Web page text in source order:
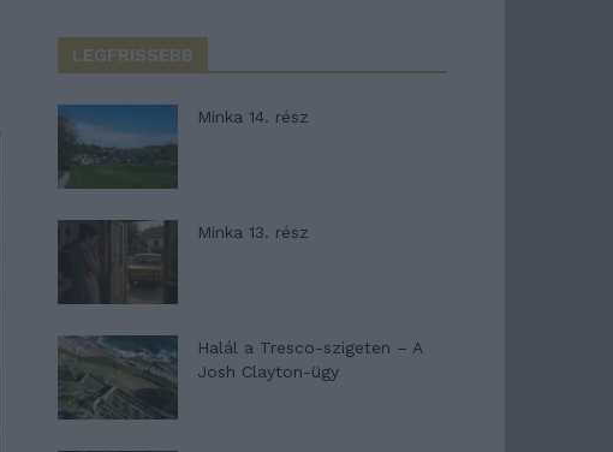
LEGFRISSEBB
Minka 14. rész
Minka 13. rész
Halál a Tresco-szigeten – A
Josh Clayton-ügy